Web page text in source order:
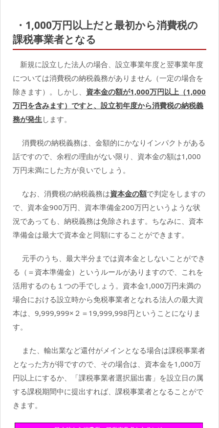
・ 1,000万円以上だと最初から消費税の
課税事業者となる
新規に設立した法人の場合、設立事業年度と翌事業年度
については消費税の納税義務がありません（一定の場合を
除きます）。しかし、 資本金の額が1,000万円以上（1,000
万円を含みます）ですと、設立初年度から消費税の納税義
務が発生 します。
消費税の納税義務は、金額的にかなりインパクトがある
話ですので、余程の理由がない限り、資本金の額は1,000
万円未満にした方が良いでしょう。
なお、消費税の納税義務は資本金の額で判定をしますの
で、資本金900万円、資本準備金200万円というような状
況であっても、納税義務は免除されます。ちなみに、資本
準備金は最大で資本金と同額にすることができます。
元手のうち、最大半分までは資本金としないことができ
る（＝資本準備金）というルールがありますので、これを
活用するのも１つの手でしょう。資本金1,000万円未満の
場合における設立時から免税事業者となれる法人の最大資
本は、9,999,999×２＝19,999,998円ということになりま
す。
また、輸出業など還付がメインとなる場合は課税事業者
となった方が得ですので、その場合は、資本金を1,000万
円以上にするか、「課税事業者選択届出書」を設立日の属
する課税期間中に提出すれば、課税事業者となることがで
きます。